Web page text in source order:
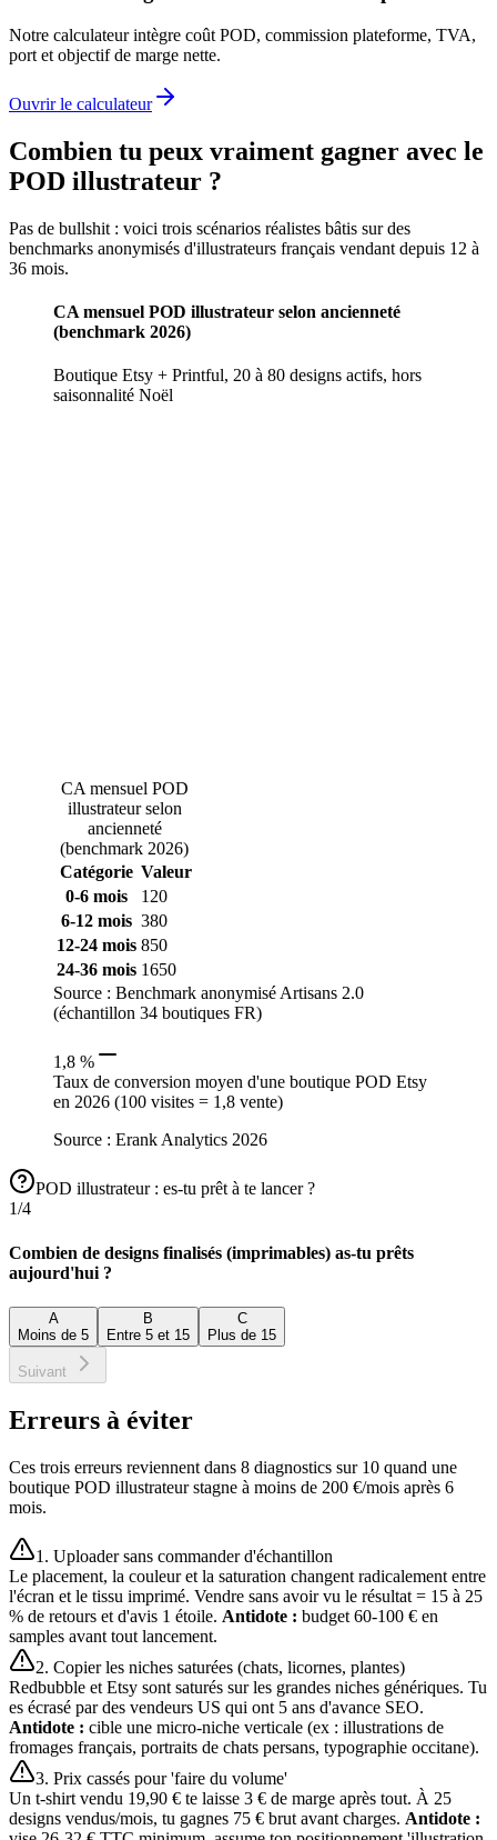
Notre calculateur intègre coût POD, commission plateforme, TVA,
port et objectif de marge nette.
Ouvrir le calculateur
Combien tu peux vraiment gagner avec le
POD illustrateur ?
Pas de bullshit : voici trois scénarios réalistes bâtis sur des
benchmarks anonymisés d'illustrateurs français vendant depuis 12 à
36 mois.
CA mensuel POD illustrateur selon ancienneté
(benchmark 2026)
Boutique Etsy + Printful, 20 à 80 designs actifs, hors
saisonnalité Noël
CA mensuel POD
illustrateur selon
ancienneté
(benchmark 2026)
Catégorie Valeur
0-6 mois
120
6-12 mois 380
12-24 mois 850
24-36 mois 1650
Source : Benchmark anonymisé Artisans 2.0
(échantillon 34 boutiques FR)
1,8 %
Taux de conversion moyen d'une boutique POD Etsy
en 2026 (100 visites = 1,8 vente)
Source : Erank Analytics 2026
POD illustrateur : es-tu prêt à te lancer ?
1/4
Combien de designs finalisés (imprimables) as-tu prêts
aujourd'hui ?
A
Moins de 5
B
Entre 5 et 15
C
Plus de 15
Suivant
Erreurs à éviter
Ces trois erreurs reviennent dans 8 diagnostics sur 10 quand une
boutique POD illustrateur stagne à moins de 200 €/mois après 6
mois.
1. Uploader sans commander d'échantillon
Le placement, la couleur et la saturation changent radicalement entre
l'écran et le tissu imprimé. Vendre sans avoir vu le résultat = 15 à 25
% de retours et d'avis 1 étoile. Antidote : budget 60-100 € en
samples avant tout lancement.
2. Copier les niches saturées (chats, licornes, plantes)
Redbubble et Etsy sont saturés sur les grandes niches génériques. Tu
es écrasé par des vendeurs US qui ont 5 ans d'avance SEO.
Antidote : cible une micro-niche verticale (ex : illustrations de
fromages français, portraits de chats persans, typographie occitane).
3. Prix cassés pour 'faire du volume'
Un t-shirt vendu 19,90 € te laisse 3 € de marge après tout. À 25
designs vendus/mois, tu gagnes 75 € brut avant charges. Antidote :